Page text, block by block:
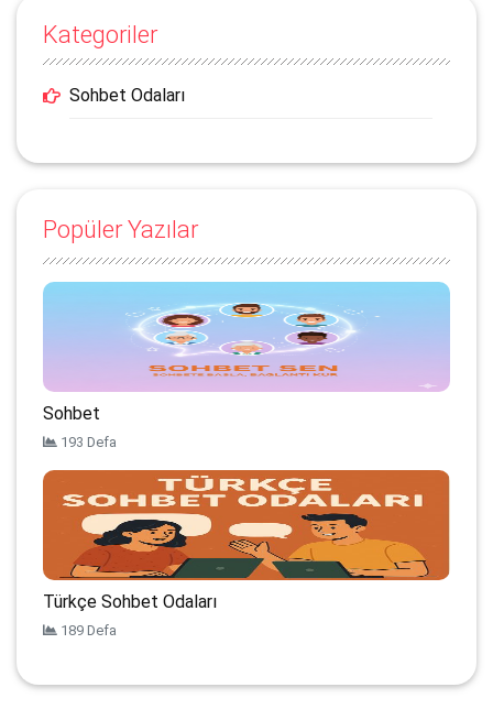
Kategoriler
Sohbet Odaları
Popüler Yazılar
Sohbet
193 Defa
Türkçe Sohbet Odaları
189 Defa